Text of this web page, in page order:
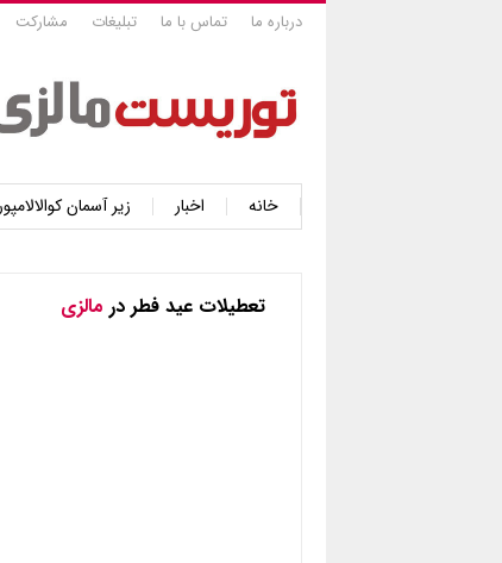
درباره ما تماس با ما تبلیغات مشارکت
خانه اخبار زیر آسمان کوالالامپور
تعطیلات عید فطر در مالزی